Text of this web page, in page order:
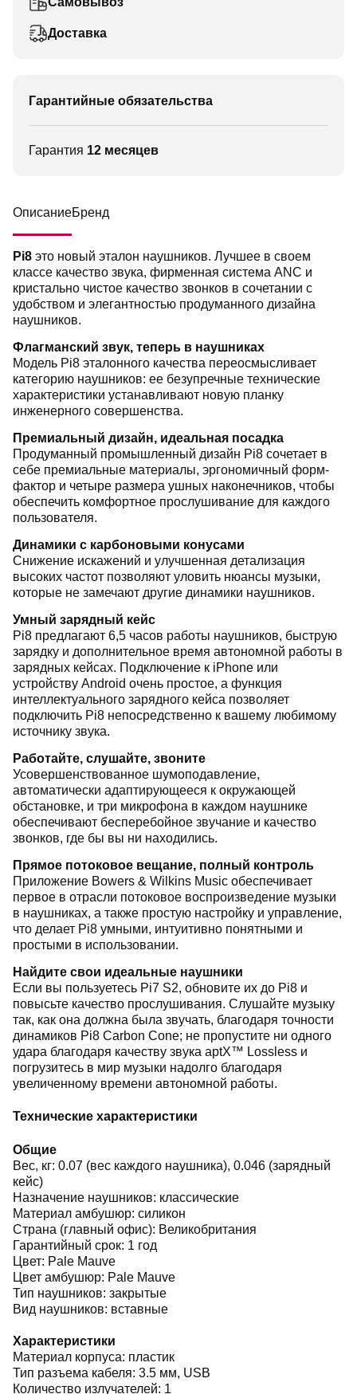
Доставка
Гарантийные обязательства
Гарантия 12 месяцев
ОписаниеБренд
Pi8 это новый эталон наушников. Лучшее в своем
классе качество звука, фирменная система ANC и
кристально чистое качество звонков в сочетании с
удобством и элегантностью продуманного дизайна
наушников.
Флагманский звук, теперь в наушниках
Модель Pi8 эталонного качества переосмысливает
категорию наушников: ее безупречные технические
характеристики устанавливают новую планку
инженерного совершенства.
Премиальный дизайн, идеальная посадка
Продуманный промышленный дизайн Pi8 сочетает в
себе премиальные материалы, эргономичный форм-
фактор и четыре размера ушных наконечников, чтобы
обеспечить комфортное прослушивание для каждого
пользователя.
Динамики с карбоновыми конусами
Снижение искажений и улучшенная детализация
высоких частот позволяют уловить нюансы музыки,
которые не замечают другие динамики наушников.
Умный зарядный кейс
Pi8 предлагают 6,5 часов работы наушников, быструю
зарядку и дополнительное время автономной работы в
зарядных кейсах. Подключение к iPhone или
устройству Android очень простое, а функция
интеллектуального зарядного кейса позволяет
подключить Pi8 непосредственно к вашему любимому
источнику звука.
Работайте, слушайте, звоните
Усовершенствованное шумоподавление,
автоматически адаптирующееся к окружающей
обстановке, и три микрофона в каждом наушнике
обеспечивают бесперебойное звучание и качество
звонков, где бы вы ни находились.
Прямое потоковое вещание, полный контроль
Приложение Bowers & Wilkins Music обеспечивает
первое в отрасли потоковое воспроизведение музыки
в наушниках, а также простую настройку и управление,
что делает Pi8 умными, интуитивно понятными и
простыми в использовании.
Найдите свои идеальные наушники
Если вы пользуетесь Pi7 S2, обновите их до Pi8 и
повысьте качество прослушивания. Слушайте музыку
так, как она должна была звучать, благодаря точности
динамиков Pi8 Carbon Cone; не пропустите ни одного
удара благодаря качеству звука aptX™ Lossless и
погрузитесь в мир музыки надолго благодаря
увеличенному времени автономной работы.
Технические характеристики
Общие
Вес, кг: 0.07 (вес каждого наушника), 0.046 (зарядный
кейс)
Назначение наушников: классические
Материал амбушюр: силикон
Страна (главный офис): Великобритания
Гарантийный срок: 1 год
Цвет: Pale Mauve
Цвет амбушюр: Pale Mauve
Тип наушников: закрытые
Вид наушников: вставные
Характеристики
Материал корпуса: пластик
Тип разъема кабеля: 3.5 мм, USB
Количество излучателей: 1